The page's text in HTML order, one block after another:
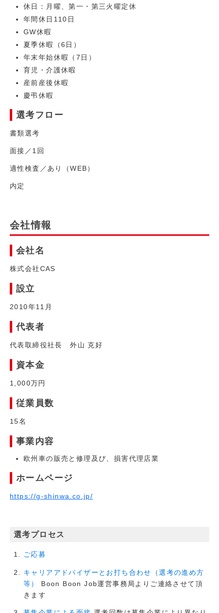
休日：月曜、第一・第三火曜定休
年間休日110日
GW休暇
夏季休暇（6日）
年末年始休暇（7日）
育児・介護休暇
産前産後休暇
慶弔休暇
選考フロー
書類選考
面接／1回
適性検査／あり（WEB）
内定
会社情報
会社名
株式会社CAS
設立
2010年11月
代表者
代表取締役社長 外山 克好
資本金
1,000万円
従業員数
15名
事業内容
欧州車の販売と修理及び、損害代理店業
ホームページ
https://g-shinwa.co.jp/
選考プロセス
ご応募
キャリアアドバイザーとお打ち合わせ（選考の進め方
等）
Boon Boon Job運営事務局よりご連絡させて頂
きます